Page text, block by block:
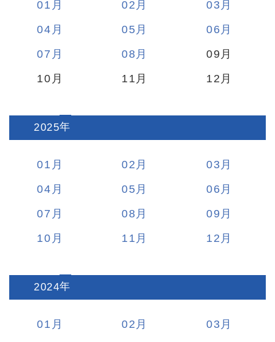
01 02
03
04
05
06
07
08
09
10
11 12
2025:
01 02
03
04
05
06
07
08
09
10
11 12
2024:
01 02
03